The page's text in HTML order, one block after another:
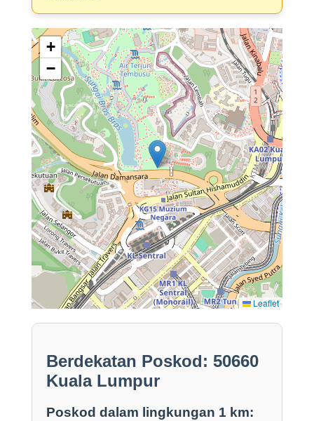
+
−
Leaflet
Berdekatan Poskod: 50660
Kuala Lumpur
Poskod dalam lingkungan 1 km: